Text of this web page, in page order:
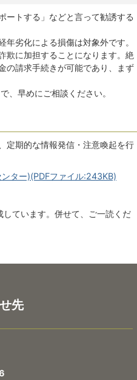
ートする」などと言って勧誘する
劣化による損傷は対象外です。
欺に加担することになります。絶
の請求手続きが可能であり、まず
早めにご相談ください。
定期的な情報発信・注意喚起を行
ター)(PDFファイル:243KB)
しています。併せて、ご一読くだ
先